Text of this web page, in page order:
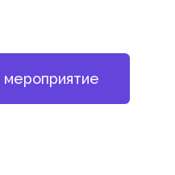
Ученых
мероприятие